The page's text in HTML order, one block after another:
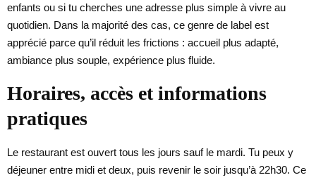
enfants ou si tu cherches une adresse plus simple à vivre au
quotidien. Dans la majorité des cas, ce genre de label est
apprécié parce qu’il réduit les frictions : accueil plus adapté,
ambiance plus souple, expérience plus fluide.
Horaires, accès et informations
pratiques
Le restaurant est ouvert tous les jours sauf le mardi. Tu peux y
déjeuner entre midi et deux, puis revenir le soir jusqu’à 22h30. Ce